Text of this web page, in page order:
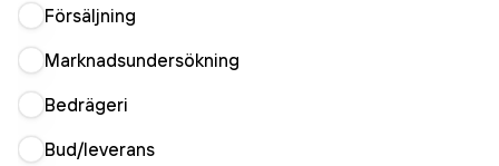
Försäljning
Marknadsundersökning
Bedrägeri
Bud/leverans